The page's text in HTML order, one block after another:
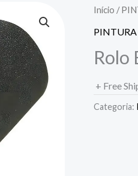
Início /
PINTURA
Rolo
+ Free
Categoria: